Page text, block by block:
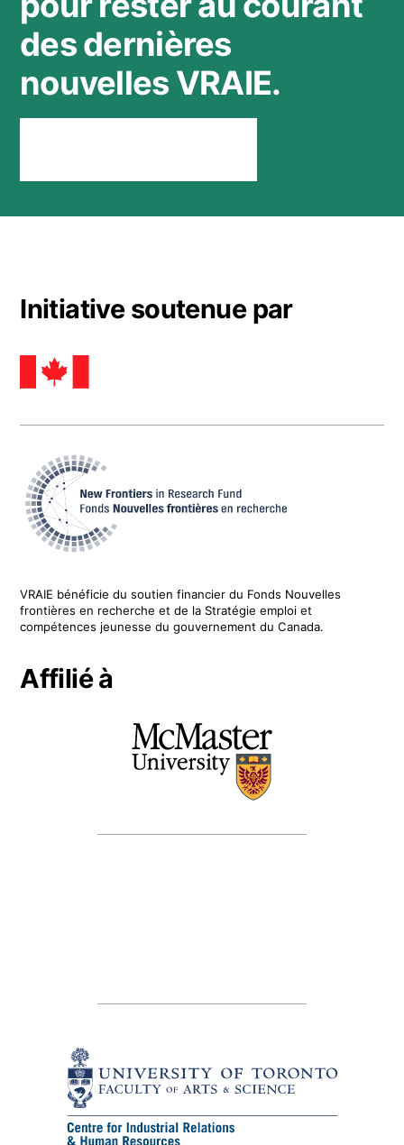
des dernières
nouvelles VRAIE.
Initiative soutenue par
VRAIE bénéficie du soutien financier du Fonds Nouvelles
frontières en recherche et de la Stratégie emploi et
compétences jeunesse du gouvernement du Canada.
Affilié à